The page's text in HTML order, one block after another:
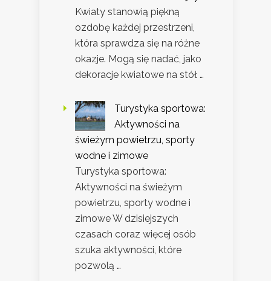
Kwiaty stanowią piękną
ozdobę każdej przestrzeni,
która sprawdza się na różne
okazje. Mogą się nadać, jako
dekoracje kwiatowe na stół …
Turystyka sportowa:
Aktywności na
świeżym powietrzu, sporty
wodne i zimowe
Turystyka sportowa:
Aktywności na świeżym
powietrzu, sporty wodne i
zimowe W dzisiejszych
czasach coraz więcej osób
szuka aktywności, które
pozwolą …